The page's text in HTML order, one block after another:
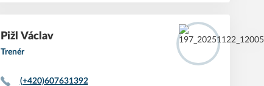
Václav
Pižl
Trenér
(+420)607631392